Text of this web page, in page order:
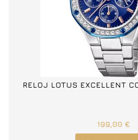
RELOJ LOTUS EXCELLENT
199,00 €